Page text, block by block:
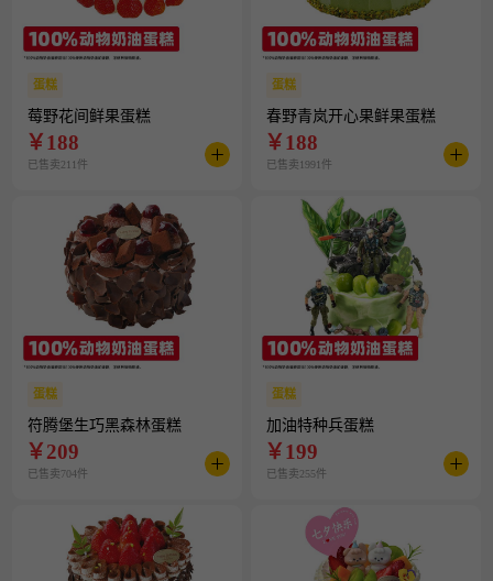
蛋糕
莓野花间鲜果蛋糕
￥188
已售卖211件
蛋糕
春野青岚开心果鲜果蛋糕
￥188
已售卖1991件
蛋糕
符腾堡生巧黑森林蛋糕
￥209
已售卖704件
蛋糕
加油特种兵蛋糕
￥199
已售卖255件